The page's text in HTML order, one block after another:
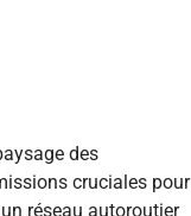
des
cruciales pour
réseau autoroutier